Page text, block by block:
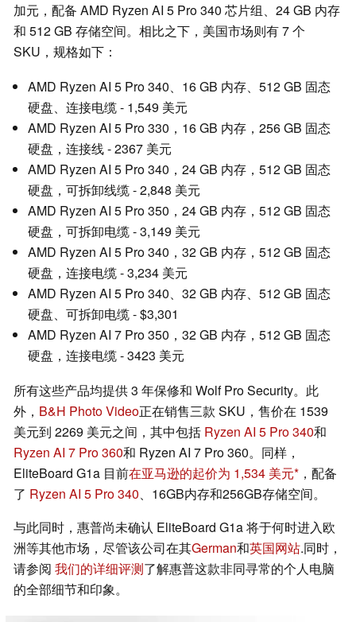
加元，配备 AMD Ryzen AI 5 Pro 340 芯片组、24 GB 内存
和 512 GB 存储空间。相比之下，美国市场则有 7 个
SKU，规格如下：
AMD Ryzen AI 5 Pro 340、16 GB 内存、512 GB 固态
硬盘、连接电缆 - 1,549 美元
AMD Ryzen AI 5 Pro 330，16 GB 内存，256 GB 固态
硬盘，连接线 - 2367 美元
AMD Ryzen AI 5 Pro 340，24 GB 内存，512 GB 固态
硬盘，可拆卸线缆 - 2,848 美元
AMD Ryzen AI 5 Pro 350，24 GB 内存，512 GB 固态
硬盘，可拆卸电缆 - 3,149 美元
AMD Ryzen AI 5 Pro 340，32 GB 内存，512 GB 固态
硬盘，连接电缆 - 3,234 美元
AMD Ryzen AI 5 Pro 340、32 GB 内存、512 GB 固态
硬盘、可拆卸电缆 - $3,301
AMD Ryzen AI 7 Pro 350，32 GB 内存，512 GB 固态
硬盘，连接电缆 - 3423 美元
所有这些产品均提供 3 年保修和 Wolf Pro Security。此
外， B&H Photo Video正在销售三款 SKU，售价在 1539
美元到 2269 美元之间，其中包括 Ryzen AI 5 Pro 340和
Ryzen AI 7 Pro 360和 Ryzen AI 7 Pro 360。同样，
EliteBoard G1a 目前在亚马逊的起价为 1,534 美元
，配备
了 Ryzen AI 5 Pro 340、16GB内存和256GB存储空间。
与此同时，惠普尚未确认 EliteBoard G1a 将于何时进入欧
洲等其他市场，尽管该公司在其German和英国网站.同时，
请参阅 我们的详细评测了解惠普这款非同寻常的个人电脑
的全部细节和印象。